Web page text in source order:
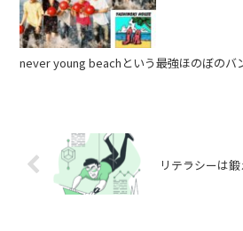
never young beachという最強ほのぼのバ
リテラシーは鍛